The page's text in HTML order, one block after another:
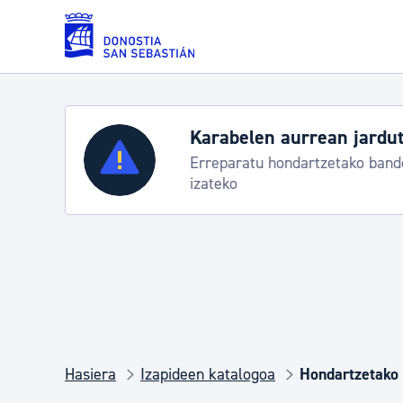
Eduki nagusira joan
Zerbitzuak
Errolda eta gai pertsonalak
Aste Nagusia 2026:
Abuztuak 8-15
Hasiera Izapideen katalogoa